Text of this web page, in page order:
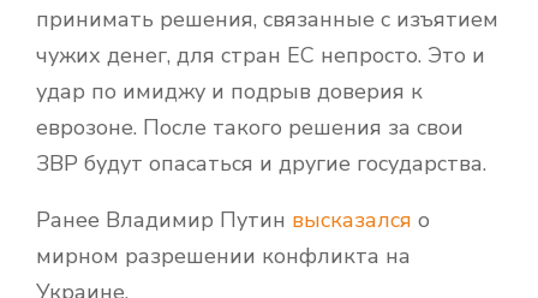
принимать решения, связанные с изъятием
чужих денег, для стран ЕС непросто. Это и
удар по имиджу и подрыв доверия к
еврозоне. После такого решения за свои
ЗВР будут опасаться и другие государства.
Ранее Владимир Путин высказался о
мирном разрешении конфликта на